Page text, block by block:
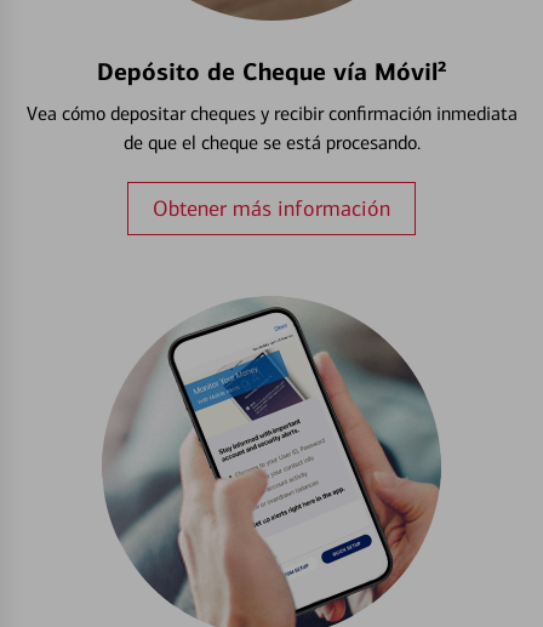
Depósito de Cheque vía Móvil²
Vea cómo depositar cheques y recibir confirmación inmediata
de que el cheque se está procesando.
Obtener más información